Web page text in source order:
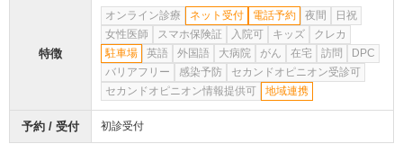
特徴
オンライン診療 ネット受付 電話予約 夜間
日祝
女性医師
スマホ保険証 入院可 キッズ
クレカ
駐車場
英語 外国語 大病院 がん 在宅 訪問
DPC
バリアフリー
感染予防
セカンドオピニオン受診可
セカンドオピニオン情報提供可
地域連携
予約 / 受付 初診受付